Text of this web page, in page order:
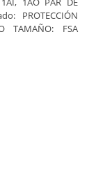
PROTECCIÓN
TAMAÑO: FSA